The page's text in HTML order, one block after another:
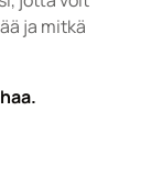
ja mitkä